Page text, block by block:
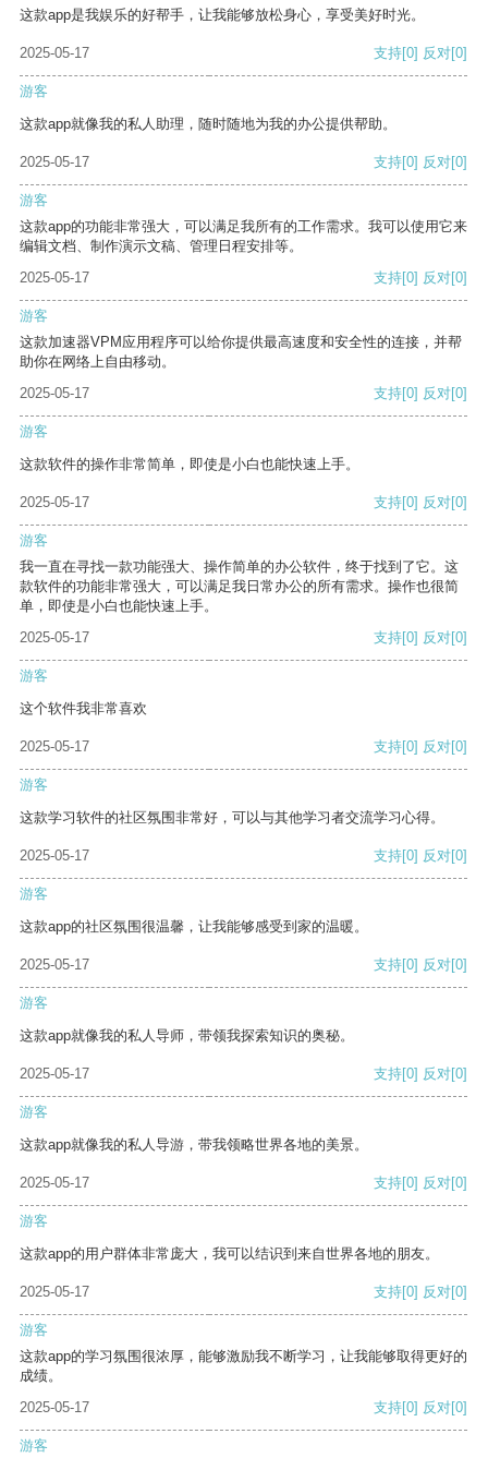
这款app是我娱乐的好帮手，让我能够放松身心，享受美好时光。
2025-05-17 支持[0] 反对[0]
游客
这款app就像我的私人助理，随时随地为我的办公提供帮助。
2025-05-17 支持[0] 反对[0]
游客
这款app的功能非常强大，可以满足我所有的工作需求。我可以使用它来
编辑文档、制作演示文稿、管理日程安排等。
2025-05-17
支持[0] 反对[0]
游客
这款加速器VPM应用程序可以给你提供最高速度和安全性的连接，并帮
助你在网络上自由移动。
2025-05-17
支持[0] 反对[0]
游客
这款软件的操作非常简单，即使是小白也能快速上手。
2025-05-17 支持[0] 反对[0]
游客
我一直在寻找一款功能强大、操作简单的办公软件，终于找到了它。这
款软件的功能非常强大，可以满足我日常办公的所有需求。操作也很简
单，即使是小白也能快速上手。
2025-05-17
支持[0] 反对[0]
游客
这个软件我非常喜欢
2025-05-17 支持[0] 反对[0]
游客
这款学习软件的社区氛围非常好，可以与其他学习者交流学习心得。
2025-05-17 支持[0] 反对[0]
游客
这款app的社区氛围很温馨，让我能够感受到家的温暖。
2025-05-17 支持[0] 反对[0]
游客
这款app就像我的私人导师，带领我探索知识的奥秘。
2025-05-17 支持[0] 反对[0]
游客
这款app就像我的私人导游，带我领略世界各地的美景。
2025-05-17 支持[0] 反对[0]
游客
这款app的用户群体非常庞大，我可以结识到来自世界各地的朋友。
2025-05-17 支持[0] 反对[0]
游客
这款app的学习氛围很浓厚，能够激励我不断学习，让我能够取得更好的
成绩。
2025-05-17
支持[0] 反对[0]
游客